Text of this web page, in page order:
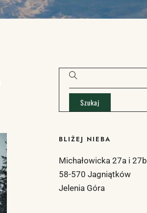
BLIŻEJ NIEBA
Michałowicka 27a i 27b
58-570 Jagniątków
Jelenia Góra